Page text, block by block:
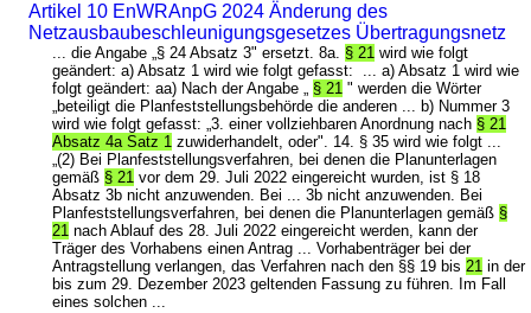
Artikel 10 EnWRAnpG 2024 Änderung des
Netzausbaubeschleunigungsgesetzes Übertragungsnetz
... die Angabe „§ 24 Absatz 3" ersetzt. 8a. § 21 wird wie folgt
geändert: a) Absatz 1 wird wie folgt gefasst: ... a) Absatz 1 wird wie
folgt geändert: aa) Nach der Angabe „ § 21 " werden die Wörter
„beteiligt die Planfeststellungsbehörde die anderen ... b) Nummer 3
wird wie folgt gefasst: „3. einer vollziehbaren Anordnung nach § 21
Absatz 4a Satz 1 zuwiderhandelt, oder". 14. § 35 wird wie folgt ...
„(2) Bei Planfeststellungsverfahren, bei denen die Planunterlagen
gemäß § 21 vor dem 29. Juli 2022 eingereicht wurden, ist § 18
Absatz 3b nicht anzuwenden. Bei ... 3b nicht anzuwenden. Bei
Planfeststellungsverfahren, bei denen die Planunterlagen gemäß §
21 nach Ablauf des 28. Juli 2022 eingereicht werden, kann der
Träger des Vorhabens einen Antrag ... Vorhabenträger bei der
Antragstellung verlangen, das Verfahren nach den §§ 19 bis21 in der
bis zum 29. Dezember 2023 geltenden Fassung zu führen. Im Fall
eines solchen ...